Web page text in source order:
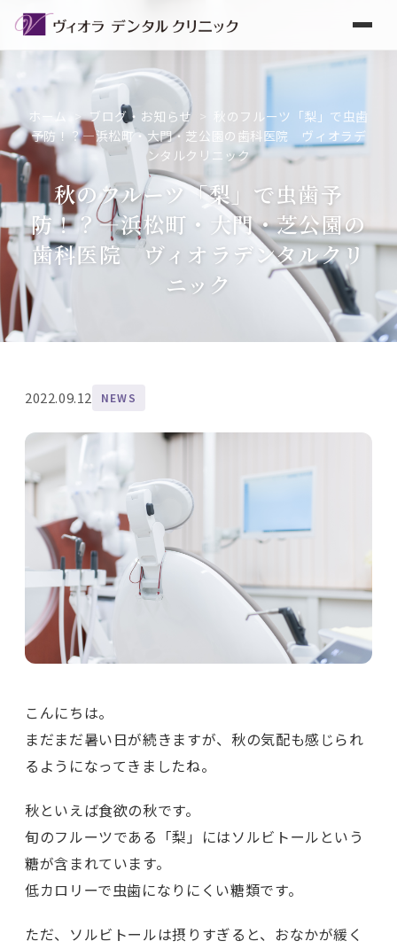
ホーム > ブログ・お知らせ
秋のフルーツ「梨」で虫歯
予防！？―浜松町・大門・芝公園の歯科医院 ヴィオラデ
ンタルクリニック
秋のフルーツ「梨」で虫歯予
防！？―浜松町・大門・芝公園の
歯科医院 ヴィオラデンタルクリ
ニック
2022.09.12 NEWS
こんにちは。
まだまだ暑い日が続きますが、秋の気配も感じられ
るようになってきましたね。
秋といえば食欲の秋です。
旬のフルーツである「梨」にはソルビトールという
糖が含まれています。
低カロリーで虫歯になりにくい糖類です。
ただ、ソルビトールは摂りすぎると、おなかが緩く